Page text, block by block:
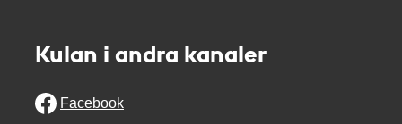
Kulan i andra kanaler
Facebook